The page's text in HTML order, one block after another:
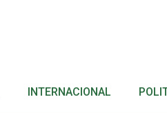
INTERNACIONAL